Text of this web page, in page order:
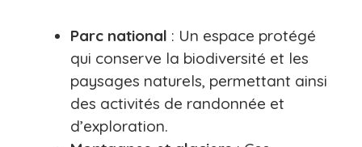
Parc national : Un espace protégé
qui conserve la biodiversité et les
paysages naturels, permettant ainsi
des activités de randonnée et
d’exploration.